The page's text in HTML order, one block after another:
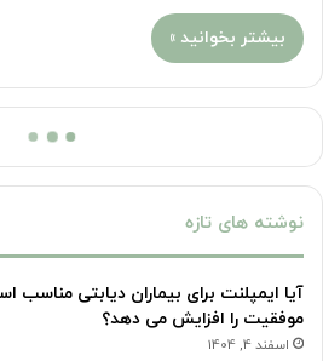
بیشتر بخوانید »
نوشته های تازه
آیا ایمپلنت برای بیماران دیابتی
موفقیت را افزایش می دهد؟
اسفند 4, 1404